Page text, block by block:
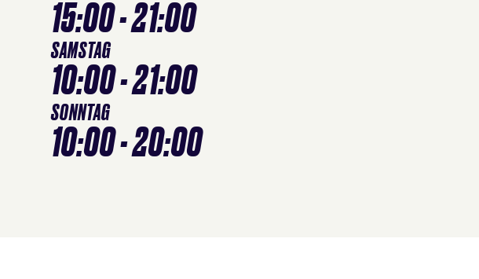
15:00 - 21:00
SAMSTAG
10:00 - 21:00
SONNTAG
10:00 - 20:00